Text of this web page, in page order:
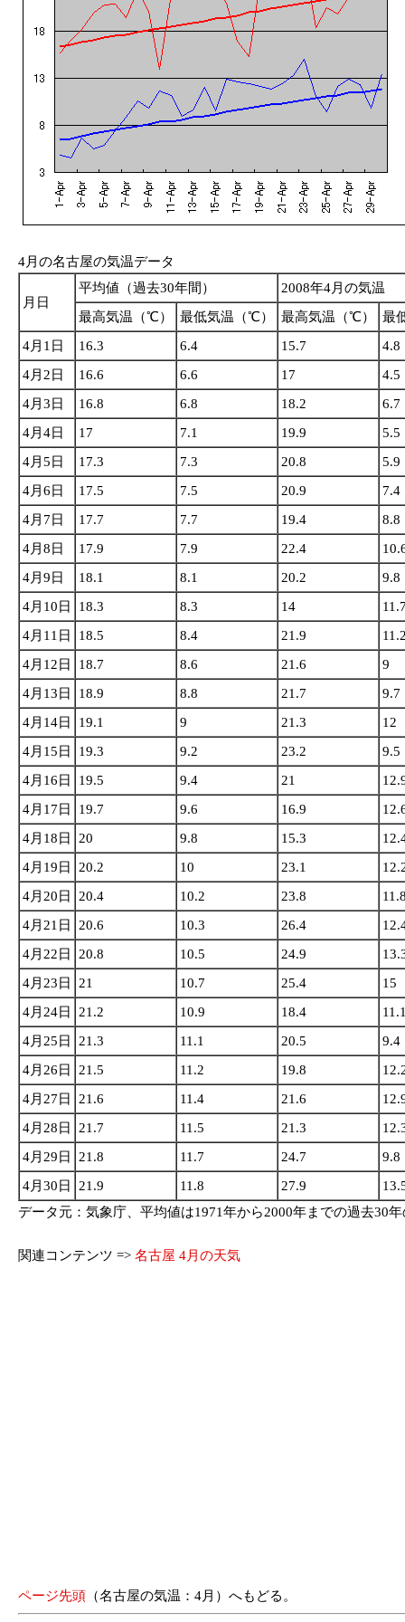
4月の名古屋の気温データ
月日
平均値（過去30年間）
2008年4月の気温
最高気温（℃）
最低気温（℃） 最高気温（℃）
最
4月1日
16.3 6.4 15.7
4.8
4月2日
16.6 6.6 17
4.5
4月3日
16.8 6.8 18.2
6.7
4月4日
17 7.1 19.9
5.5
4月5日
17.3 7.3 20.8
5.9
4月6日
17.5 7.5 20.9
7.4
4月7日
17.7 7.7 19.4
8.8
4月8日
17.9 7.9 22.4
4月9日
18.1 8.1 20.2
9.8
4月10日
18.3 8.3 14
11.7
4月11日
18.5 8.4 21.9
11.2
4月12日
18.7 8.6 21.6
9
4月13日
18.9 8.8 21.7
9.7
4月14日
19.1 9 21.3
12
4月15日
19.3 9.2 23.2
9.5
4月16日
19.5 9.4 21
4月17日
19.7 9.6 16.9
4月18日
20 9.8 15.3
4月19日
20.2 10 23.1
4月20日
20.4 10.2 23.8
11.8
4月21日
20.6 10.3 26.4
4月22日
20.8 10.5 24.9
4月23日
21 10.7 25.4
15
4月24日
21.2 10.9 18.4
11.1
4月25日
21.3 11.1 20.5
9.4
4月26日
21.5 11.2 19.8
4月27日
21.6 11.4 21.6
4月28日
21.7 11.5 21.3
4月29日
21.8 11.7 24.7
9.8
4月30日
21.9 11.8 27.9
データ元：気象庁、平均値は1971年から2000年までの過去30年
関連コンテンツ => 名古屋 4月の天気
ページ先頭 （名古屋の気温：4月）へもどる。